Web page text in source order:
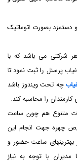
دستمزد بصورت اتوماتیک
شرکتی می باشد که با
پرسنل را ثبت نمود تا
چه تحت ویندوز باشد
را محاسبه کند.
متنوع هم چون ساعت
چهره جهت انجام این
بهترینهای ساعت حضور و
با توجه به نیاز